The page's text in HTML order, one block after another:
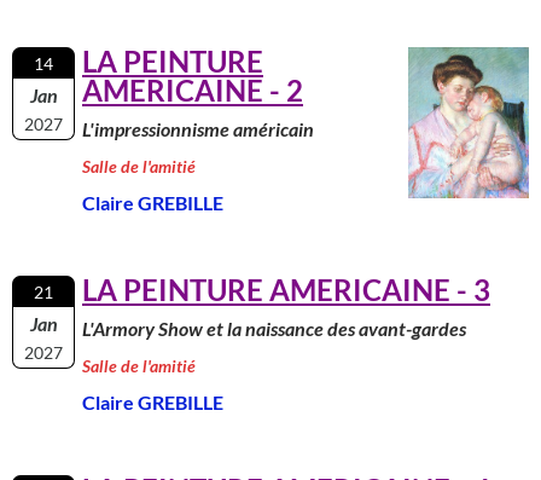
14
Jan
2027
LA PEINTURE
AMERICAINE - 2
L'impressionnisme américain
Salle de l'amitié
Claire GREBILLE
21
Jan
2027
LA PEINTURE AMERICAINE - 3
L'Armory Show et la naissance des avant-gardes
Salle de l'amitié
Claire GREBILLE